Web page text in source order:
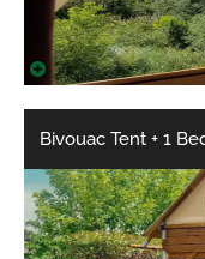
Bivouac Tent + 1